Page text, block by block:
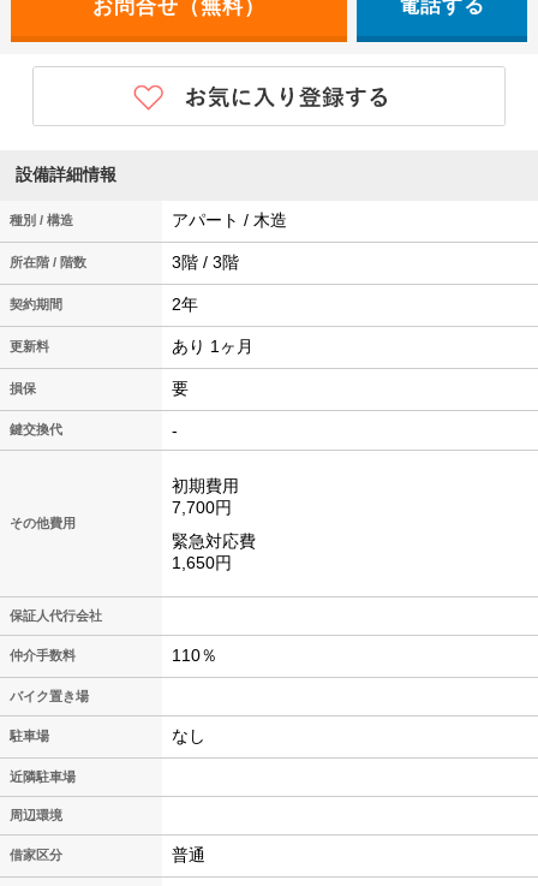
電話する
設備詳細情報
種別 / 構造 アパート / 木造
所在階 / 階数 3階 / 3階
契約期間 2年
更新料 あり 1ヶ月
損保 要
鍵交換代 -
その他費用
初期費用
7,700円
緊急対応費
1,650円
保証人代行会社
仲介手数料 110％
バイク置き場
駐車場 なし
近隣駐車場
周辺環境
借家区分 普通